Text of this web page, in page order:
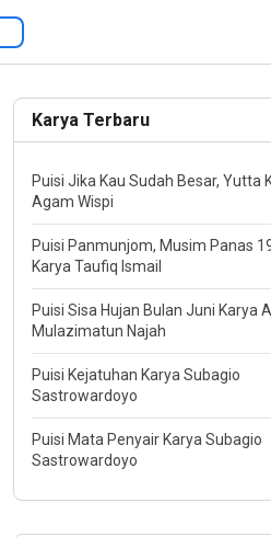
Karya Terbaru
Puisi Jika Kau Sudah Besar, Yutta
Agam Wispi
Puisi Panmunjom, Musim Panas
Karya Taufiq Ismail
Puisi Sisa Hujan Bulan Juni Karya
Mulazimatun Najah
Puisi Kejatuhan Karya Subagio
Sastrowardoyo
Puisi Mata Penyair Karya Subagio
Sastrowardoyo